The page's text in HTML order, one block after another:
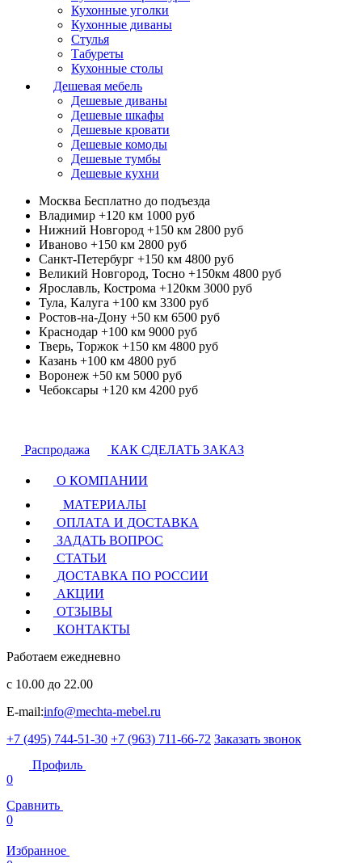
Кухонные уголки
Кухонные диваны
Стулья
Табуреты
Кухонные столы
Дешевая мебель
Дешевые диваны
Дешевые шкафы
Дешевые кровати
Дешевые комоды
Дешевые тумбы
Дешевые кухни
Москва Бесплатно до подъезда
Владимир +120 км 1000 руб
Нижний Новгород +150 км 2800 руб
Иваново +150 км 2800 руб
Санкт-Петербург +150 км 4800 руб
Великий Новгород, Тосно +150км 4800 руб
Ярославль, Кострома +120км 3000 руб
Тула, Калуга +100 км 3300 руб
Ростов-на-Дону +50 км 6500 руб
Краснодар +100 км 9000 руб
Тверь, Торжок +150 км 4800 руб
Казань +100 км 4800 руб
Воронеж +50 км 5000 руб
Чебоксары +120 км 4200 руб
Распродажа КАК СДЕЛАТЬ ЗАКАЗ
О КОМПАНИИ
МАТЕРИАЛЫ
ОПЛАТА И ДОСТАВКА
ЗАДАТЬ ВОПРОС
СТАТЬИ
ДОСТАВКА ПО РОССИИ
АКЦИИ
ОТЗЫВЫ
КОНТАКТЫ
Работаем ежедневно
с 10.00 до 22.00
E-mail:info@mechta-mebel.ru
+7 (495) 744-51-30 +7 (963) 711-66-72 Заказать звонок
Профиль
0
Сравнить
0
Избранное